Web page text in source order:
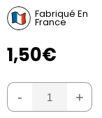
Fabriqué En
France
1,50€
- +